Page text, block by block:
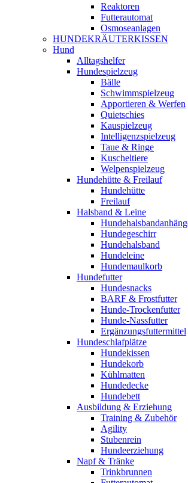
Reaktoren
Futterautomat
Osmoseanlagen
HUNDEKRÄUTERKISSEN
Hund
Alltagshelfer
Hundespielzeug
Bälle
Schwimmspielzeug
Apportieren & Werfen
Quietschies
Kauspielzeug
Intelligenzspielzeug
Taue & Ringe
Kuscheltiere
Welpenspielzeug
Hundehütte & Freilauf
Hundehütte
Freilauf
Halsband & Leine
Hundegeschirr
Hundehalsband
Hundeleine
Hundemaulkorb
Hundefutter
Hundesnacks
BARF & Frostfutter
Hunde-Trockenfutter
Hunde-Nassfutter
Ergänzungsfuttermittel
Hundeschlafplätze
Hundekissen
Hundekorb
Kühlmatten
Hundedecke
Hundebett
Ausbildung & Erziehung
Training & Zubehör
Agility
Stubenrein
Hundeerziehung
Napf & Tränke
Trinkbrunnen